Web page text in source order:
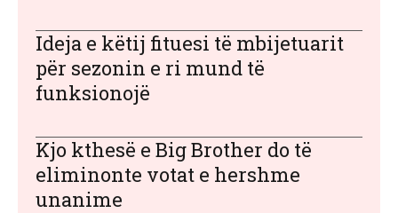
Ideja e këtij fituesi të mbijetuarit
për sezonin e ri mund të
funksionojë
Kjo kthesë e Big Brother do të
eliminonte votat e hershme
unanime